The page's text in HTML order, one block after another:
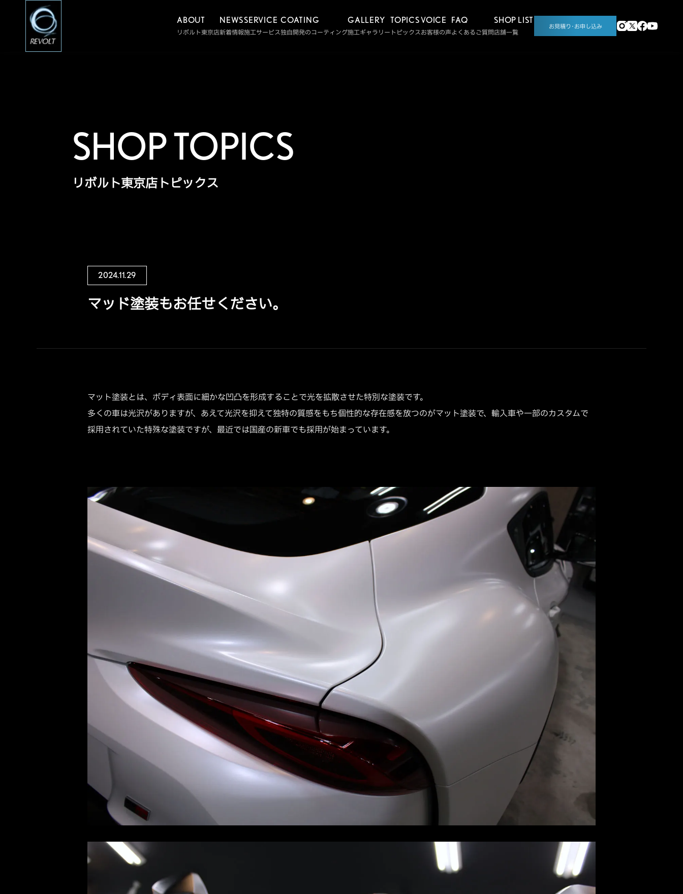
ABOUT
リボルト東京店
NEWS
新着情報
SERVICE
施工サービス
COATING
独自開発のコーティング
GALLERY
施工ギャラリー
TOPICS
トピックス
VOICE
お客様の声
FAQ
よくあるご質問
SHOP LIST
店舗一覧
お見積り･お申し込み
SHOP TOPICS
リボルト東京店トピックス
2024.11.29
マッド塗装もお任せください。
マット塗装とは、ボディ表面に細かな凹凸を形成することで光を拡散させた特別な塗装です。
多くの車は光沢がありますが、あえて光沢を抑えて独特の質感をもち個性的な存在感を放つのがマット塗装で、輸入車や一部のカスタムで
採用されていた特殊な塗装ですが、最近では国産の新車でも採用が始まっています。